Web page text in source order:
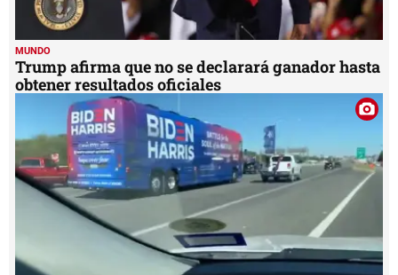
MUNDO
Trump afirma que no se declarará ganador hasta
obtener resultados oficiales